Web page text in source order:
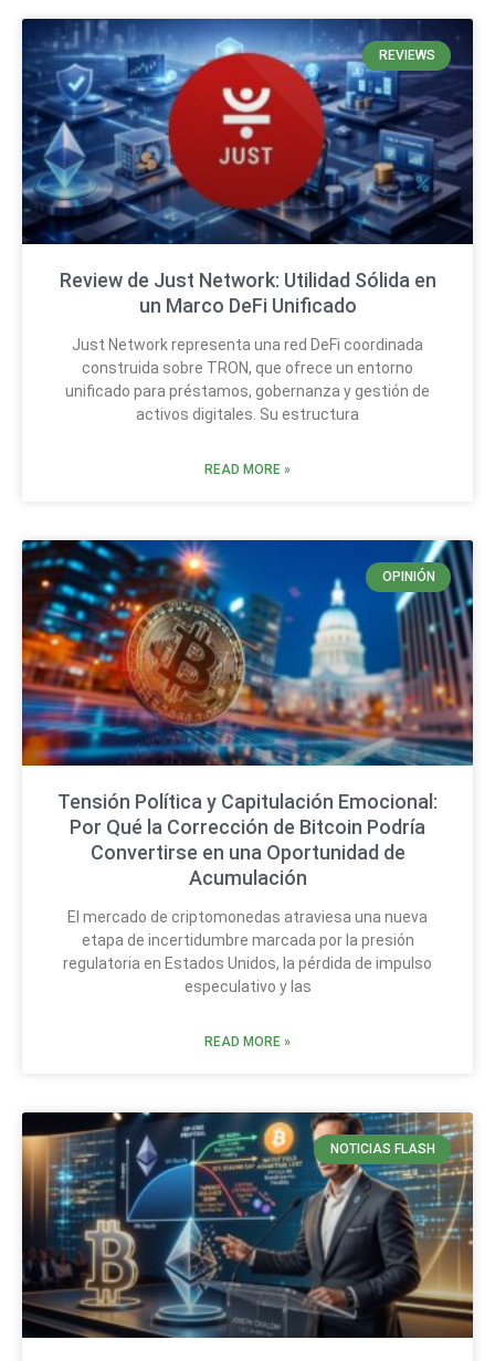
REVIEWS
Review de Just Network: Utilidad Sólida en
un Marco DeFi Unificado
Just Network representa una red DeFi coordinada
construida sobre TRON, que ofrece un entorno
unificado para préstamos, gobernanza y gestión de
activos digitales. Su estructura
READ MORE »
OPINIÓN
Tensión Política y Capitulación Emocional:
Por Qué la Corrección de Bitcoin Podría
Convertirse en una Oportunidad de
Acumulación
El mercado de criptomonedas atraviesa una nueva
etapa de incertidumbre marcada por la presión
regulatoria en Estados Unidos, la pérdida de impulso
especulativo y las
READ MORE »
NOTICIAS FLASH